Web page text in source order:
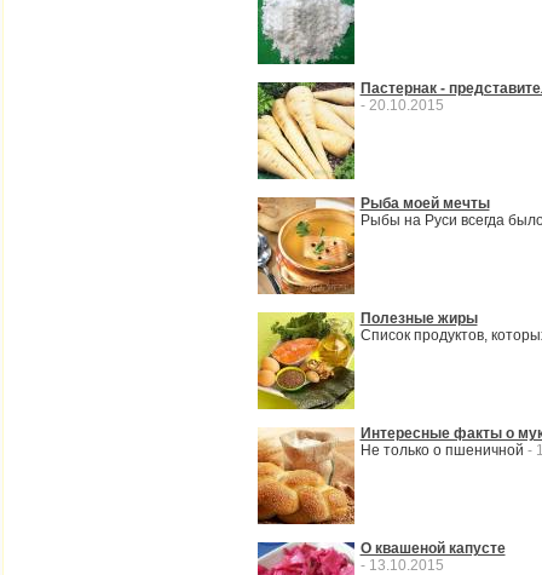
Пастернак -
- 20.10.2015
Рыба моей мечты
Рыбы на Руси всегда
Полезные жиры
Список продуктов,
Интересные факты о
Не только о пшеничной -
О квашеной капусте
- 13.10.2015